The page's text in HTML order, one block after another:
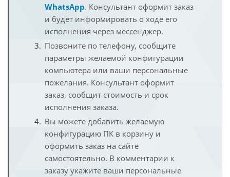
WhatsApp. Консультант оформит заказ
и будет информировать о ходе его
исполнения через мессенджер.
Позвоните по телефону, сообщите
параметры желаемой конфигурации
компьютера или ваши персональные
пожелания. Консультант оформит
заказ, сообщит стоимость и срок
исполнения заказа.
Вы можете добавить желаемую
конфигурацию ПК в корзину и
оформить заказ на сайте
самостоятельно. В комментарии к
заказу укажите ваши персональные